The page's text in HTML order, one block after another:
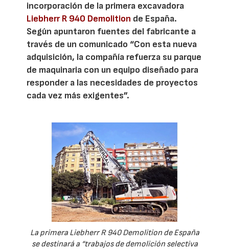
incorporación de la primera excavadora
Liebherr R 940 Demolition de España.
Según apuntaron fuentes del fabricante a
través de un comunicado “Con esta nueva
adquisición, la compañía refuerza su parque
de maquinaria con un equipo diseñado para
responder a las necesidades de proyectos
cada vez más exigentes”.
La primera Liebherr R 940 Demolition de España
se destinará a “trabajos de demolición selectiva